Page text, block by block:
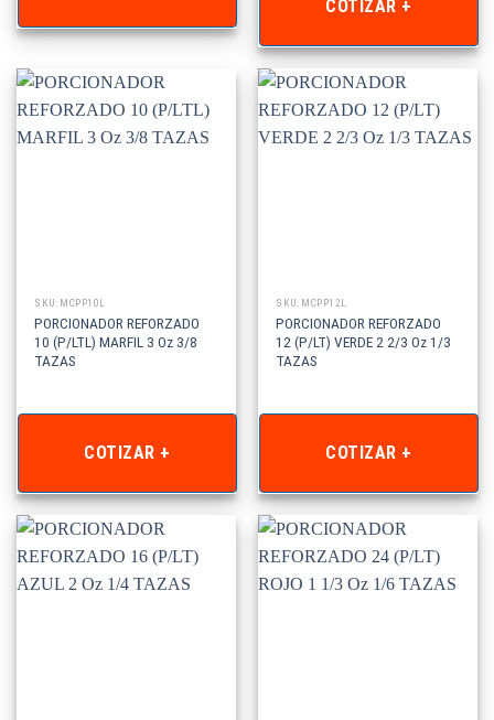
COTIZAR +
SKU: MCPP10L
PORCIONADOR REFORZADO
10 (P/LTL) MARFIL 3 Oz 3/8
TAZAS
COTIZAR +
SKU: MCPP12L
PORCIONADOR REFORZADO
12 (P/LT) VERDE 2 2/3 Oz 1/3
TAZAS
COTIZAR +